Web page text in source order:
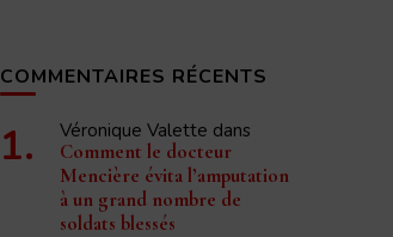
COMMENTAIRES RÉCENTS
Véronique Valette dans
Comment le docteur
Mencière évita l’amputation
à un grand nombre de
soldats blessés